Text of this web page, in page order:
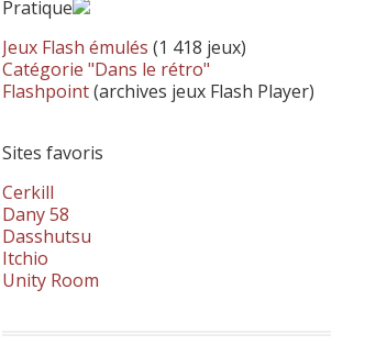
Pratique
Jeux Flash émulés (1 418 jeux)
Catégorie "Dans le rétro"
Flashpoint(archives jeux Flash Player)
Sites favoris
Cerkill
Dany 58
Dasshutsu
Itchio
Unity Room